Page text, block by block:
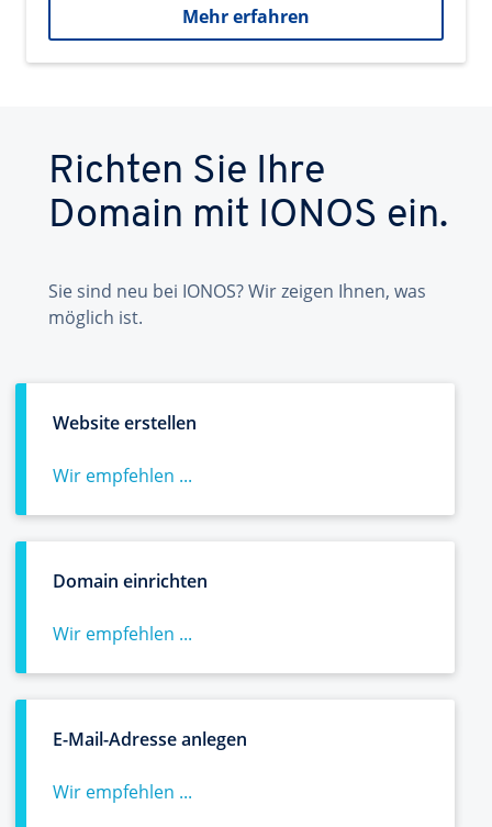
Mehr erfahren
Richten Sie Ihre
Domain mit IONOS ein.
Sie sind neu bei IONOS? Wir zeigen Ihnen, was
möglich ist.
Website erstellen
Wir empfehlen ...
Domain einrichten
Wir empfehlen ...
E-Mail-Adresse anlegen
Wir empfehlen ...